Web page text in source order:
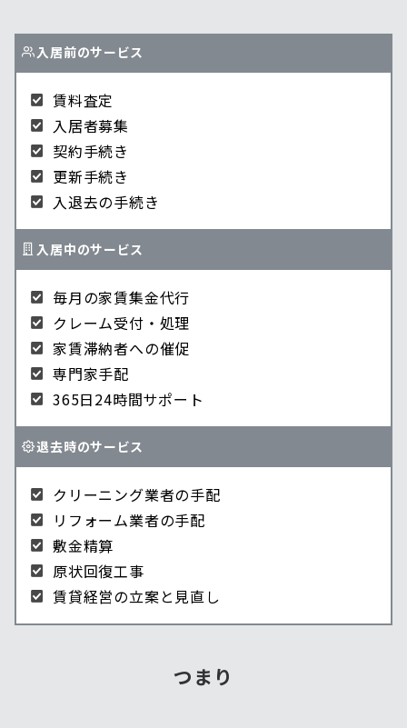
入居前のサービス
賃料査定
入居者募集
契約手続き
更新手続き
入退去の手続き
入居中のサービス
毎月の家賃集金代行
クレーム受付・処理
家賃滞納者への催促
専門家手配
365日24時間サポート
退去時のサービス
クリーニング業者の手配
リフォーム業者の手配
敷金精算
原状回復工事
賃貸経営の立案と見直し
つまり